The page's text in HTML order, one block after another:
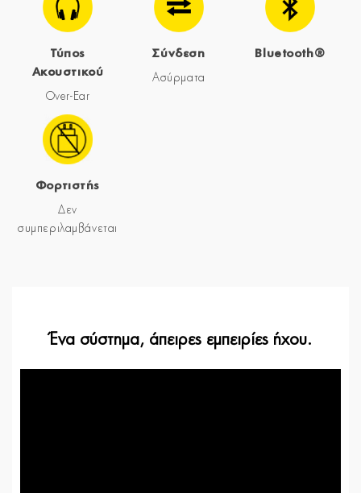
Τύπος
Ακουστικού
Over-Ear
Σύνδεση
Ασύρματα
Bluetooth®
Φορτιστής
Δεν
συμπεριλαμβάνεται
Ένα σύστημα, άπειρες εμπειρίες ήχου.